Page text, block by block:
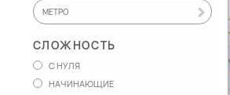
МЕТРО
СЛОЖНОСТЬ
С НУЛЯ
НАЧИНАЮЩИЕ